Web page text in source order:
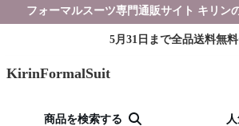
フォーマルスーツ専門通販サイト キリン
5月31日まで全品送料無
KirinFormalSuit
商品を検索する